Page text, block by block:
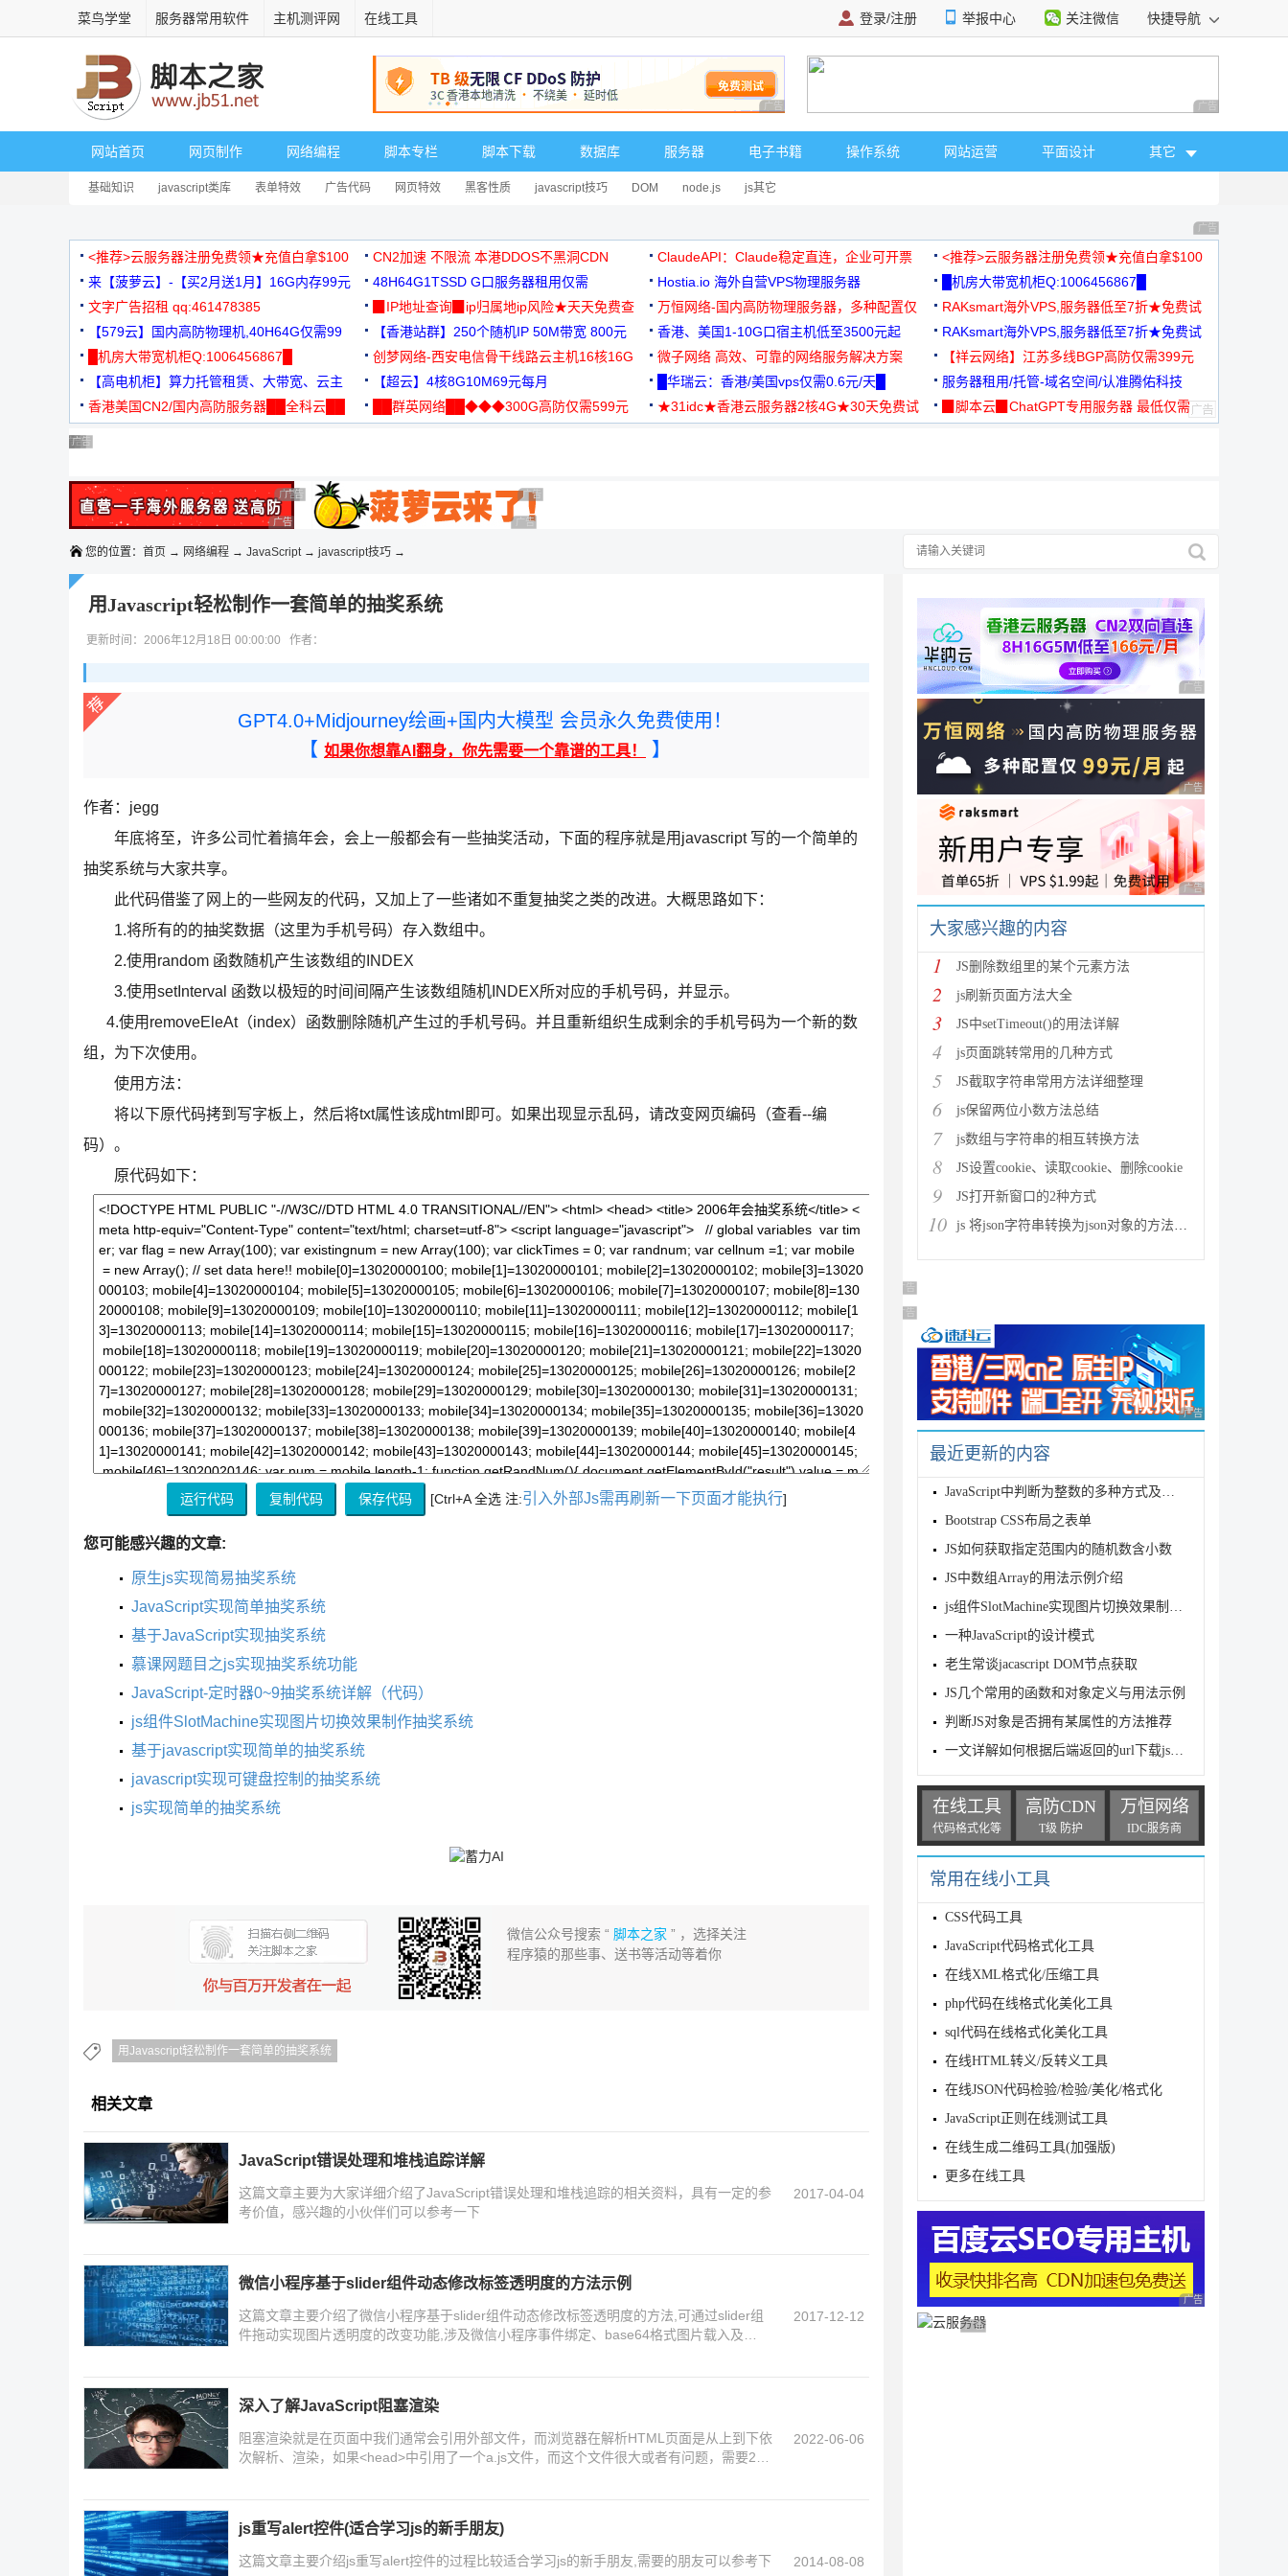
菜鸟学堂 服务器常用软件 主机测评网 在线工具 登录/注册 举报中心 关注微信 快捷导航
广告 商业广告，理性选择 广告 商业广告，理
网站首页 网页制作 网络编程 脚本专栏 脚本下载 数据库 服务器 电子书籍 操作系统 网站运营 平面设计 其它
基础知识 javascript类库 表单特效 广告代码 网页特效 黑客性质 javascript技巧 DOM node.js js其它
广告 商业广告，理
<推荐>云服务器注册免费领★充值白拿$100 CN2加速 不限流 本港DDOS不黑洞CDN ClaudeAPI：Claude稳定直连，企业可开票
<推荐>云服务器注册免费领★充值白拿$100
来【菠萝云】-【买2月送1月】16G内存99元
48H64G1TSSD G口服务器租用仅需
3000+可免费测试
Hostia.io 海外自营VPS物理服务器
█机房大带宽机柜Q:1006456867█
文字广告招租 qq:461478385
▉IP地址查询▉ip归属地ip风险★天天免费查
万恒网络-国内高防物理服务器，多种配置仅
99元/月起
RAKsmart海外VPS,服务器低至7折★免费试
用★
【579云】国内高防物理机,40H64G仅需99
元
【香港站群】250个随机IP 50M带宽 800元 香港、美国1-10G口宿主机低至3500元起
RAKsmart海外VPS,服务器低至7折★免费试
用★
█机房大带宽机柜Q:1006456867█
创梦网络-西安电信骨干线路云主机16核16G
88元/月
微子网络 高效、可靠的网络服务解决方案
【祥云网络】江苏多线BGP高防仅需399元
【高电机柜】算力托管租赁、大带宽、云主
机
【超云】4核8G10M69元每月 █华瑞云：香港/美国vps仅需0.6元/天█
服务器租用/托管-域名空间/认准腾佑科技
香港美国CN2/国内高防服务器██全科云██
██群英网络██◆◆◆300G高防仅需599元
★31idc★香港云服务器2核4G★30天免费试
▉脚本云▉ChatGPT专用服务器 最低仅需
广告 商业广告，理性选择
广告 商业广告，理性选择
广告 商业广告，理性选择
广告 商业广告，理性选择
广告 商业广告，理性选择
广告 商业广告，理性选择
广告 商业广告，理性选择
广告 商业广告，理性选择
广告 商业广告，理性选择
广告 商业广告，理性选择
您的位置： 首页 → 网络编程 → JavaScript→ javascript技巧 →
用Javascript轻松制作一套简单的抽奖系统
更新时间：2006年12月18日 00:00:00 作者：
GPT4.0+Midjourney绘画+国内大模型 会员永久免费使用！
【 如果你想靠AI翻身，你先需要一个靠谱的工具！ 】
作者：jegg
年底将至，许多公司忙着搞年会，会上一般都会有一些抽奖活动，下面的程序就是用javascript 写的一个简单的
抽奖系统与大家共享。
此代码借鉴了网上的一些网友的代码，又加上了一些诸如不重复抽奖之类的改进。大概思路如下：
1.将所有的的抽奖数据（这里为手机号码）存入数组中。
2.使用random 函数随机产生该数组的INDEX
3.使用setInterval 函数以极短的时间间隔产生该数组随机INDEX所对应的手机号码，并显示。
4.使用removeEleAt（index）函数删除随机产生过的手机号码。并且重新组织生成剩余的手机号码为一个新的数
组，为下次使用。
使用方法：
将以下原代码拷到写字板上，然后将txt属性该成html即可。如果出现显示乱码，请改变网页编码（查看--编
码）。
原代码如下：
[Ctrl+A 全选 注:引入外部Js需再刷新一下页面才能执行]
您可能感兴趣的文章:
原生js实现简易抽奖系统
JavaScript实现简单抽奖系统
基于JavaScript实现抽奖系统
慕课网题目之js实现抽奖系统功能
JavaScript-定时器0~9抽奖系统详解（代码）
js组件SlotMachine实现图片切换效果制作抽奖系统
基于javascript实现简单的抽奖系统
javascript实现可键盘控制的抽奖系统
js实现简单的抽奖系统
微信公众号搜索 “脚本之家 ” ，选择关注
程序猿的那些事、送书等活动等着你
用Javascript轻松制作一套简单的抽奖系统
相关文章
JavaScript错误处理和堆栈追踪详解
这篇文章主要为大家详细介绍了JavaScript错误处理和堆栈追踪的相关资料，具有一定的参
考价值，感兴趣的小伙伴们可以参考一下
2017-04-04
微信小程序基于slider组件动态修改标签透明度的方法示例
这篇文章主要介绍了微信小程序基于slider组件动态修改标签透明度的方法,可通过slider组
件拖动实现图片透明度的改变功能,涉及微信小程序事件绑定、base64格式图片载入及
2017-12-12
深入了解JavaScript阻塞渲染
阻塞渲染就是在页⾯中我们通常会引⽤外部⽂件，⽽浏览器在解析HTML页⾯是从上到下依
次解析、渲染，如果<head>中引⽤了⼀个a.js⽂件，⽽这个⽂件很⼤或者有问题，需要2秒
2022-06-06
js重写alert控件(适合学习js的新手朋友)
这篇文章主要介绍js重写alert控件的过程比较适合学习js的新手朋友,需要的朋友可以参考下 2014-08-08
广告 商业广告，理性
广告 商业广告，理性
广告 商业广告，理性
大家感兴趣的内容
1 JS删除数组里的某个元素方法
2 js刷新页面方法大全
3 JS中setTimeout()的用法详解
4 js页面跳转常用的几种方式
5 JS截取字符串常用方法详细整理
6 js保留两位小数方法总结
7 js数组与字符串的相互转换方法
8 JS设置cookie、读取cookie、删除cookie
9 JS打开新窗口的2种方式
10 js 将json字符串转换为json对象的方法解析
广告 商业广告，理性选择
广告 商业广告，理性选择
广告 商业广告，理性
最近更新的内容
JavaScript中判断为整数的多种方式及保留两位小数的方法
Bootstrap CSS布局之表单
JS如何获取指定范围内的随机数含小数
JS中数组Array的用法示例介绍
js组件SlotMachine实现图片切换效果制作抽奖系统
一种JavaScript的设计模式
老生常谈jacascript DOM节点获取
JS几个常用的函数和对象定义与用法示例
判断JS对象是否拥有某属性的方法推荐
一文详解如何根据后端返回的url下载json文件
在线工具
代码格式化等
高防CDN
T级 防护
万恒网络
IDC服务商
常用在线小工具
CSS代码工具
JavaScript代码格式化工具
在线XML格式化/压缩工具
php代码在线格式化美化工具
sql代码在线格式化美化工具
在线HTML转义/反转义工具
在线JSON代码检验/检验/美化/格式化
JavaScript正则在线测试工具
在线生成二维码工具(加强版)
更多在线工具
广告 商业广告，理性
广告 商业广告，理性选择